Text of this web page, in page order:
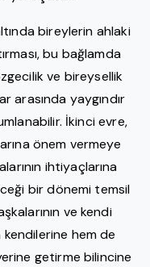
bireylerin ahlaki
bu bağlamda
ve bireysellik
arasında yaygındır
İkinci evre,
önem vermeye
ihtiyaçlarına
bir dönemi temsil
ve kendi
hem de
getirme bilincine